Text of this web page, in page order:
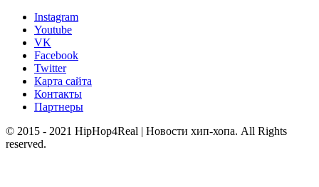
Instagram
Youtube
VK
Facebook
Twitter
Карта сайта
Контакты
Партнеры
© 2015 - 2021 HipHop4Real | Новости хип-хопа. All Rights
reserved.